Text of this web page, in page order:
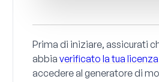
Prima di iniziare, assicurati
abbia verificato la tua licenza
accedere al generatore di